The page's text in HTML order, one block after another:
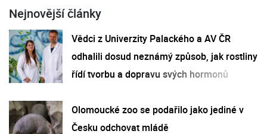
Nejnovější články
Vědci z Univerzity Palackého a AV ČR
odhalili dosud neznámý způsob, jak rostliny
řídí tvorbu a dopravu svých hormonů
Olomoucké zoo se podařilo jako jediné v
Česku odchovat mládě